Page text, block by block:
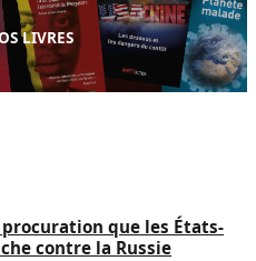
LIVRES
que les États-
contre la Russie